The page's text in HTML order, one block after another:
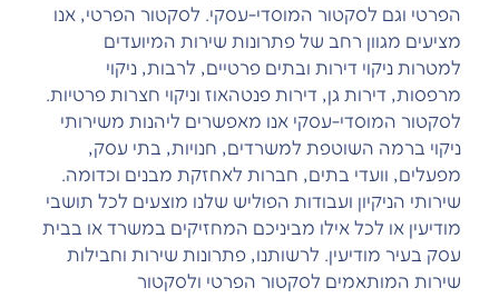
הפרטי וגם לסקטור המוסדי-עסקי. לסקטור הפרטי, אנו
מציעים מגוון רחב של פתרונות שירות המיועדים
למטרות ניקוי דירות ובתים פרטיים, לרבות, ניקוי
מרפסות, דירות גן, דירות פנטהאוז וניקוי חצרות פרטיות.
לסקטור המוסדי-עסקי אנו מאפשרים ליהנות משירותי
ניקוי ברמה השוטפת למשרדים, חנויות, בתי עסק,
מפעלים, וועדי בתים, חברות לאחזקת מבנים וכדומה.
שירותי הניקיון ועבודות הפוליש שלנו מוצעים לכל תושבי
מודיעין או לכל אילו מביניכם המחזיקים במשרד או בבית
עסק בעיר מודיעין. לרשותנו, פתרונות שירות וחבילות
שירות המותאמים לסקטור הפרטי ולסקטור